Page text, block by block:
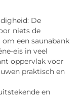
De
niets de
een saunabank
eis in veel
oppervlak voor
praktisch en
en